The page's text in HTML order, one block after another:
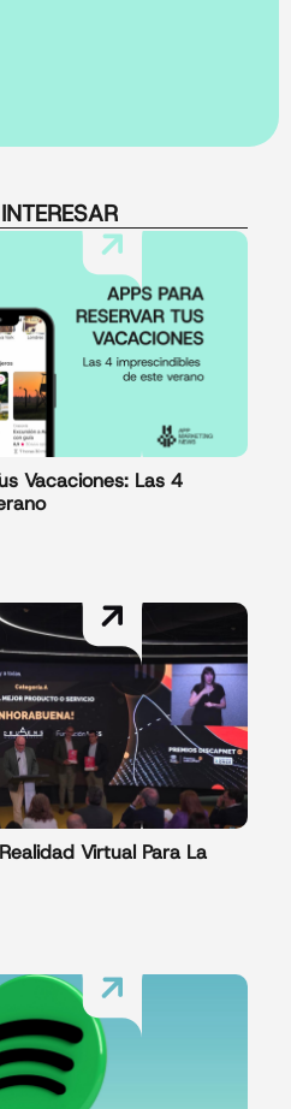
Vacaciones: Las 4
Virtual Para La